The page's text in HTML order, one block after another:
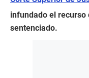
infundado el recurso
sentenciado.